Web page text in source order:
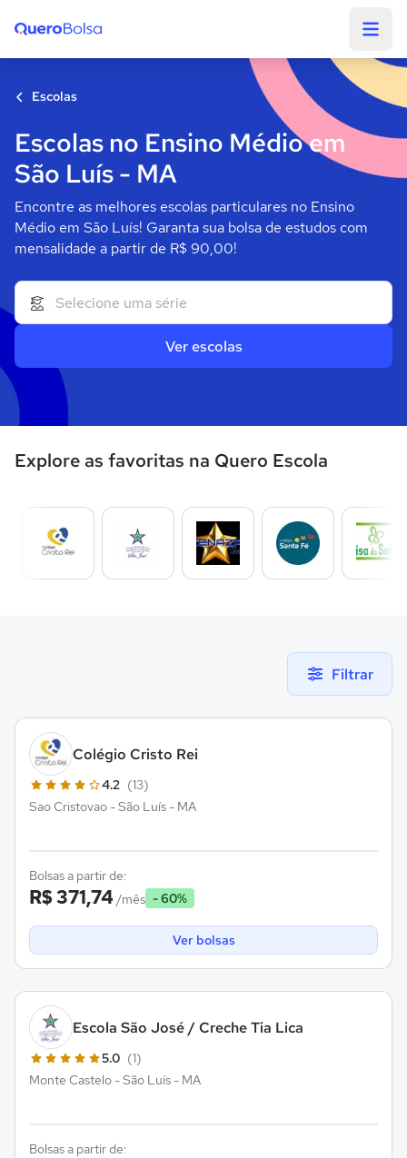
Escolas
Escolas no Ensino Médio em
São Luís - MA
Encontre as melhores escolas particulares no Ensino
Médio em São Luís! Garanta sua bolsa de estudos com
mensalidade a partir de R$ 90,00!
Ver escolas
Explore as favoritas na Quero Escola
Filtrar
Colégio Cristo Rei
4.2 (13)
Sao Cristovao - São Luís - MA
Bolsas a partir de:
R$ 371,74 /mês - 60%
Ver bolsas
Escola São José / Creche Tia Lica
5.0 (1)
Monte Castelo - São Luís - MA
Bolsas a partir de: